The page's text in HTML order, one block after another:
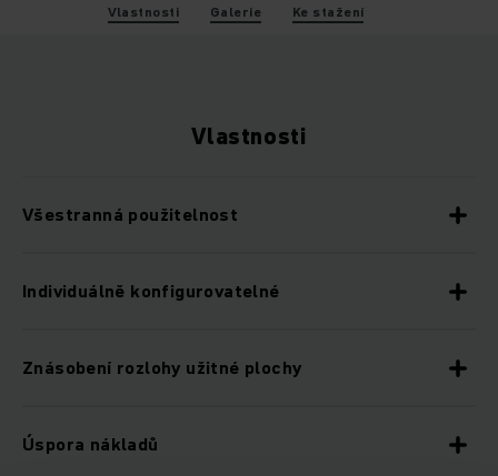
Vlastnosti Galerie Ke stažení
Vlastnosti
Všestranná použitelnost
Individuálně konfigurovatelné
Znásobení rozlohy užitné plochy
Úspora nákladů